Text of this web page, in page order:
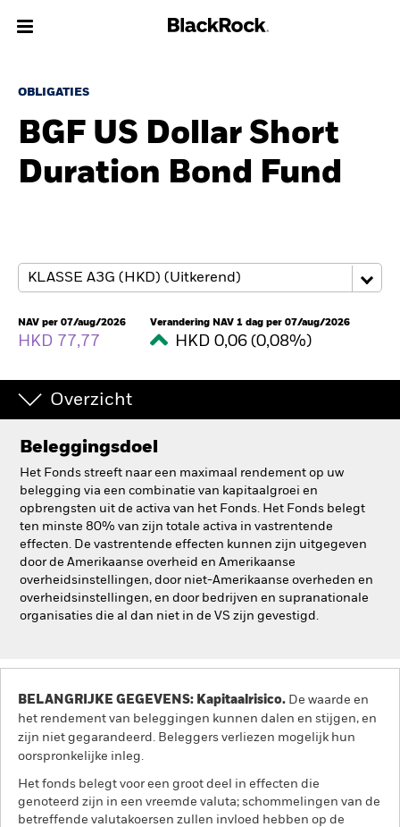
Over Ons
Producten
Thema's
Beleggingsinformatie
Particulieren
Change location
iShares
Aladdin
Ons bedrijf
OBLIGATIES
BGF US Dollar Short
Duration Bond Fund
NAV per 07/aug/2026
HKD 77,77
Verandering NAV 1 dag per 07/aug/2026
HKD 0,06 (0,08%)
Overzicht
Beleggingsdoel
Het Fonds streeft naar een maximaal rendement op uw
belegging via een combinatie van kapitaalgroei en
opbrengsten uit de activa van het Fonds. Het Fonds belegt
ten minste 80% van zijn totale activa in vastrentende
effecten. De vastrentende effecten kunnen zijn uitgegeven
door de Amerikaanse overheid en Amerikaanse
overheidsinstellingen, door niet-Amerikaanse overheden en
overheidsinstellingen, en door bedrijven en supranationale
organisaties die al dan niet in de VS zijn gevestigd.
BELANGRIJKE GEGEVENS: Kapitaalrisico. De waarde en
het rendement van beleggingen kunnen dalen en stijgen, en
zijn niet gegarandeerd. Beleggers verliezen mogelijk hun
oorspronkelijke inleg.
Het fonds belegt voor een groot deel in effecten die
genoteerd zijn in een vreemde valuta; schommelingen van de
betreffende valutakoersen zullen invloed hebben op de